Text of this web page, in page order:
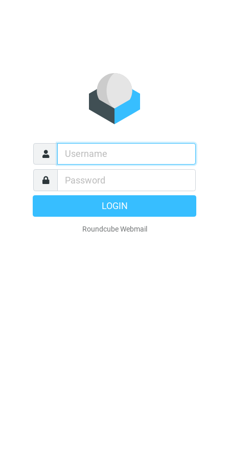
LOGIN
Roundcube Webmail